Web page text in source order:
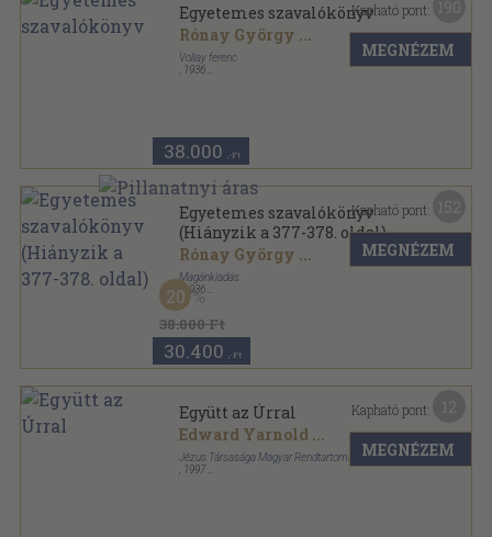
Egyetemes szavalókönyv
Rónay György ...
Vollay ferenc
1936
38.000 ,-Ft
Kapható pont:
MEGNÉZEM
Egyetemes szavalókönyv
(Hiányzik a 377-378. oldal)
Rónay György ...
Magánkiadás
, 1936
Könyvkötői kötés
38.000 Ft
20
30.400 ,-Ft
Kapható pont:
MEGNÉZEM
Együtt az Úrral
Edward Yarnold ...
Jézus Társasága Magyar Rendtartomány
1997
Kapható pont:
MEGNÉZEM